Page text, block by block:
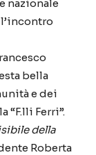
nazionale
bella
e dei
“F.lli Ferri”.
della
Roberta